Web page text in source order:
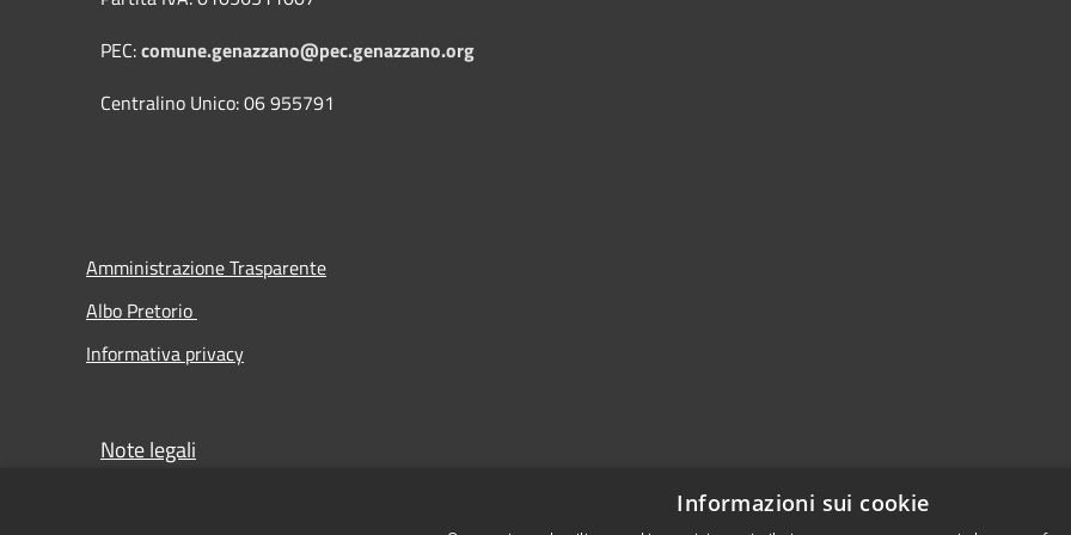
PEC:comune.genazzano@pec.genazzano.org
Centralino Unico: 06 955791
Amministrazione Trasparente
Albo Pretorio
Informativa privacy
Note legali
Informazioni sui cookie